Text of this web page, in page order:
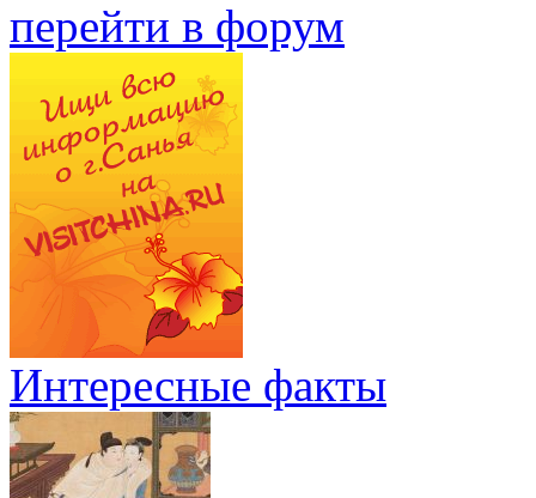
перейти в форум
Интересные факты